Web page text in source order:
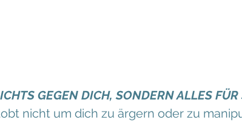
GEGEN DICH, SONDERN ALLES FÜR
nicht um dich zu ärgern oder zu